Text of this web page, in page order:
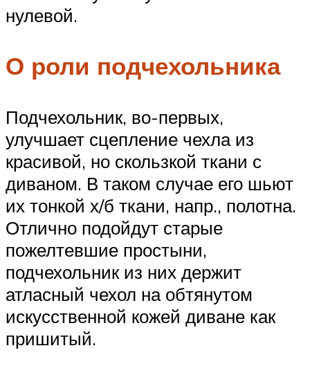
нулевой.
О роли подчехольника
Подчехольник, во-первых,
улучшает сцепление чехла из
красивой, но скользкой ткани с
диваном. В таком случае его шьют
их тонкой х/б ткани, напр., полотна.
Отлично подойдут старые
пожелтевшие простыни,
подчехольник из них держит
атласный чехол на обтянутом
искусственной кожей диване как
пришитый.